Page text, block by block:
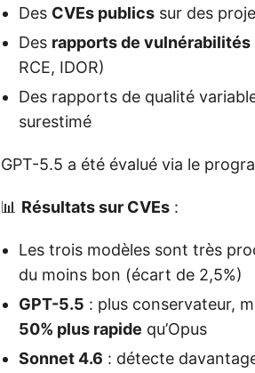
Des CVEs publics sur des
Des rapports de vulnérabilités
RCE, IDOR)
Des rapports de qualité
surestimé
GPT-5.5 a été évalué via le
📊 Résultats sur CVEs :
Les trois modèles sont très
du moins bon (écart de 2,5%)
GPT-5.5 : plus conservateur,
50% plus rapide qu’Opus
Sonnet 4.6 : détecte